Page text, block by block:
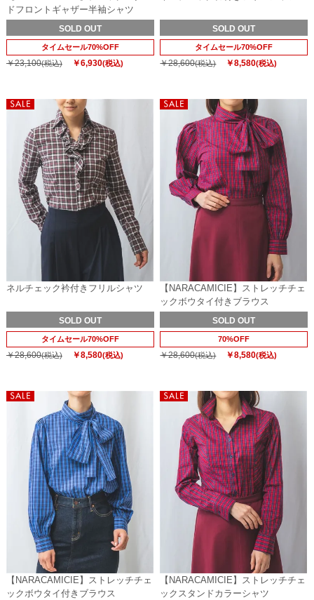
ドフロントギャザー半袖シャツ
SOLD OUT
タイムセール70%OFF
￥23,100(税込) ￥6,930(税込)
SOLD OUT
タイムセール70%OFF
￥28,600(税込) ￥8,580(税込)
ネルチェック衿付きフリルシャツ
SOLD OUT
タイムセール70%OFF
￥28,600(税込) ￥8,580(税込)
【NARACAMICIE】ストレッチチェ
ックボウタイ付きブラウス
SOLD OUT
70%OFF
￥28,600(税込) ￥8,580(税込)
【NARACAMICIE】ストレッチチェ
ックボウタイ付きブラウス
【NARACAMICIE】ストレッチチェ
ックスタンドカラーシャツ